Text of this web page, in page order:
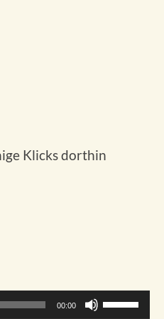
Klicks dorthin
00:00